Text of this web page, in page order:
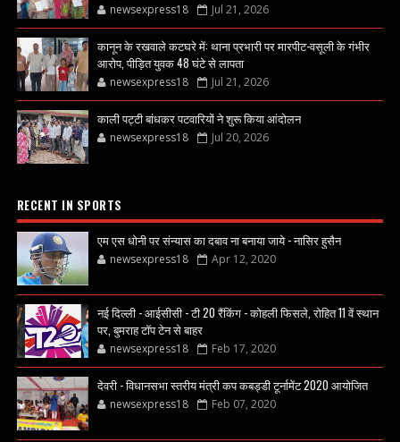
newsexpress18 Jul 21, 2026
कानून के रखवाले कटघरे में: थाना प्रभारी पर मारपीट-वसूली के गंभीर
आरोप, पीड़ित युवक 48 घंटे से लापता
newsexpress18 Jul 21, 2026
काली पट्टी बांधकर पटवारियों ने शुरू किया आंदोलन
newsexpress18 Jul 20, 2026
RECENT IN SPORTS
एम एस धोनी पर संन्यास का दबाव ना बनाया जाये - नासिर हुसैन
newsexpress18 Apr 12, 2020
नई दिल्ली - आईसीसी - टी 20 रैंकिंग - कोहली फिसले, रोहित 11 वें स्थान
पर, बुमराह टॉप टेन से बाहर
newsexpress18 Feb 17, 2020
देवरी - विधानसभा स्तरीय मंत्री कप कबड्डी टूर्नामेंट 2020 आयोजित
newsexpress18 Feb 07, 2020